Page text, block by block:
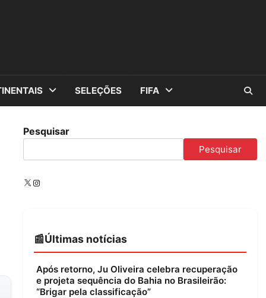
SELEÇÕES FIFA
Pesquisar
Pesquisar
X Instagram
Últimas notícias
Após retorno, Ju Oliveira celebra recuperação
e projeta sequência do Bahia no Brasileirão:
“Brigar pela classificação”